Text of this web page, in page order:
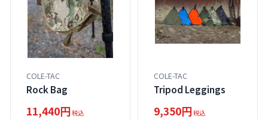
COLE-TAC
Rock Bag
11,440円税込
COLE-TAC
Tripod Leggings
9,350円税込